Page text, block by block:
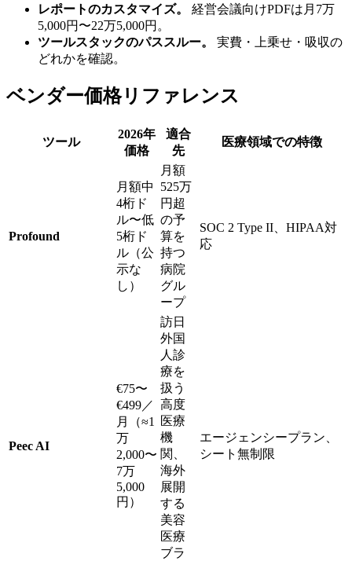
レポートのカスタマイズ。
経営会議向けPDFは月7万
5,000円〜22万5,000円。
ツールスタックのパススルー。
実費・上乗せ・吸収の
どれかを確認。
ベンダー価格リファレンス
ツール
2026年
価格
適合
先
医療領域での特徴
Profound
月額中
4桁ド
ル〜低
5桁ド
ル（公
示な
し）
月額
525万
円超
の予
算を
持つ
病院
グル
ープ
SOC 2 Type II、HIPAA対
応
Peec AI
€75〜
€499／
月（≈1
万
2,000〜
7万
5,000
円）
訪日
外国
人診
療を
扱う
高度
医療
機
関、
海外
展開
する
美容
医療
ブラ
エージェンシープラン、
シート無制限